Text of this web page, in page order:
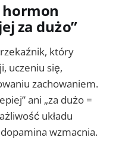
hormon
za dużo”
który
uczeniu się,
zachowaniem.
ani „za dużo =
układu
wzmacnia.